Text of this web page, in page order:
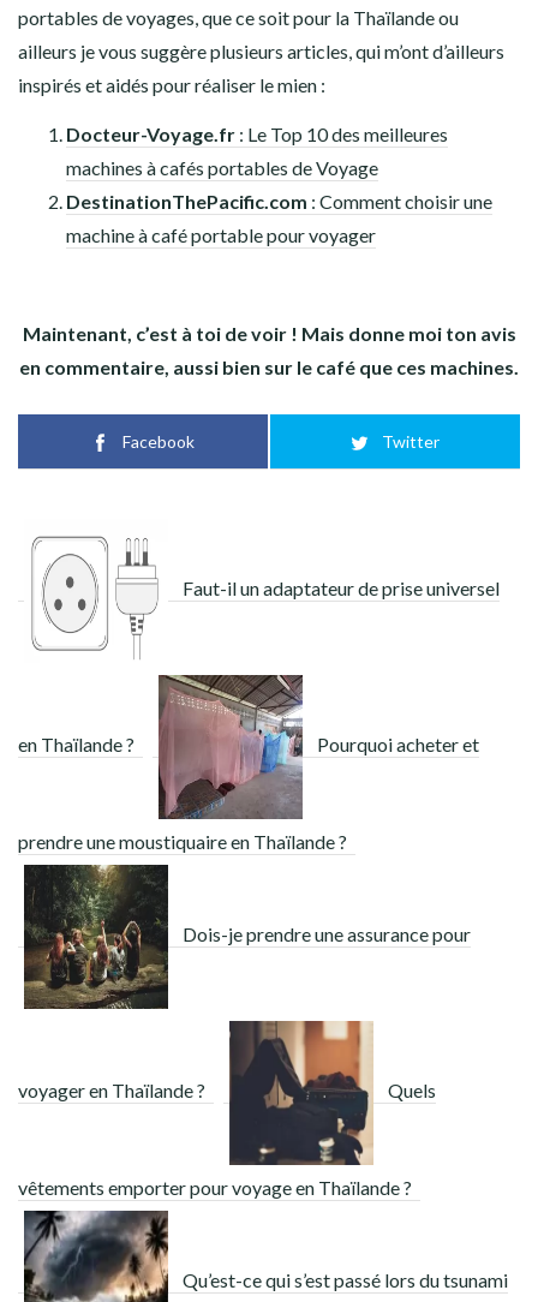
portables de voyages, que ce soit pour la Thaïlande ou
ailleurs je vous suggère plusieurs articles, qui m’ont d’ailleurs
inspirés et aidés pour réaliser le mien :
Docteur-Voyage.fr : Le Top 10 des meilleures
machines à cafés portables de Voyage
DestinationThePacific.com : Comment choisir une
machine à café portable pour voyager
Maintenant, c’est à toi de voir ! Mais donne moi ton avis
en commentaire, aussi bien sur le café que ces machines.
Facebook Twitter
Faut-il un adaptateur de prise universel
en Thaïlande ? Pourquoi acheter et
prendre une moustiquaire en Thaïlande ?
Dois-je prendre une assurance pour
voyager en Thaïlande ? Quels
vêtements emporter pour voyage en Thaïlande ?
Qu’est-ce qui s’est passé lors du tsunami